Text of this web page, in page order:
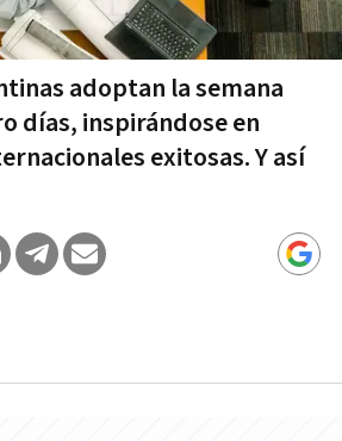
adoptan la semana
días, inspirándose en
exitosas. Y así